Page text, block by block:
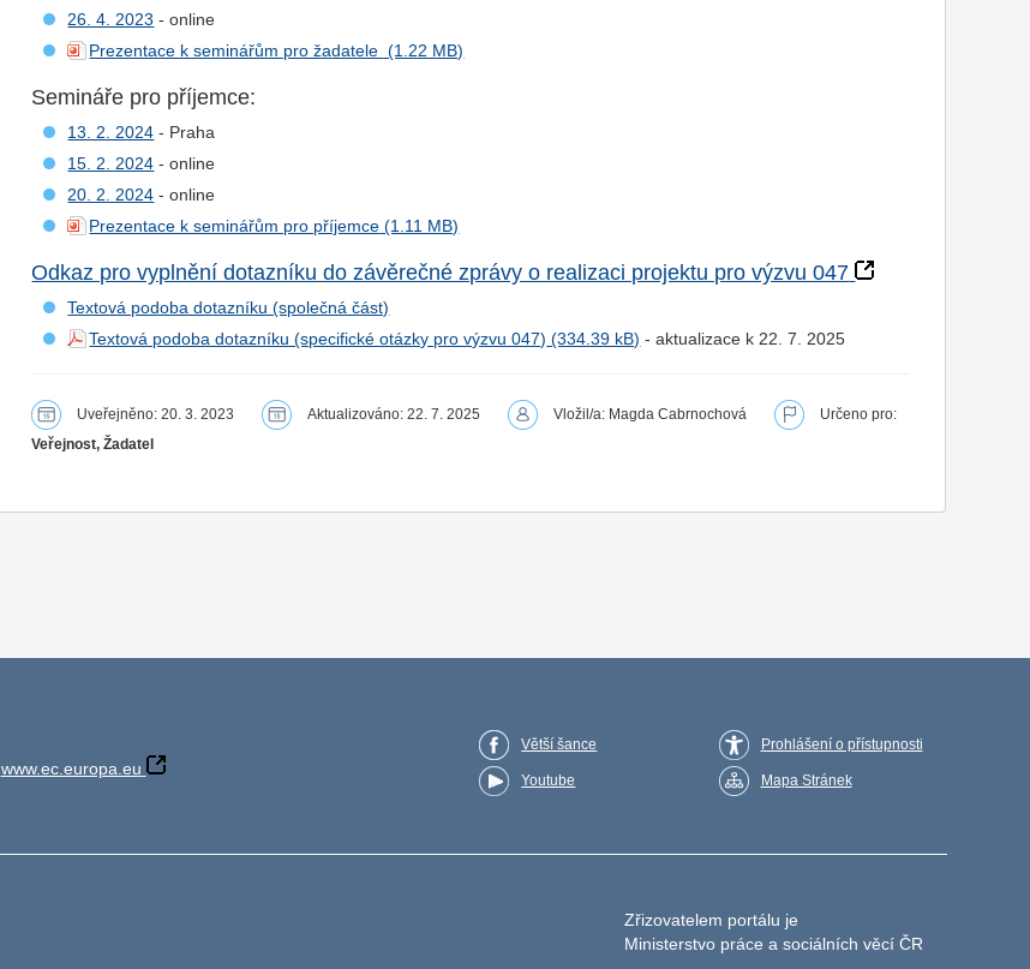
26. 4. 2023 - online
Prezentace k seminářům pro žadatele
Semináře pro příjemce:
13. 2. 2024 - Praha
15. 2. 2024 - online
20. 2. 2024 - online
Prezentace k seminářům pro příjemce
Odkaz pro vyplnění dotazníku do závěrečné zprávy o realizaci projektu pro výzvu 047
Textová podoba dotazníku (společná část)
Textová podoba dotazníku (specifické otázky pro výzvu 047)
- aktualizace k 22. 7. 2025
Uveřejněno: 20. 3. 2023 Aktualizováno: 22. 7. 2025 Vložil/a: Magda Cabrnochová
Určeno pro:
Veřejnost, Žadatel
www.ec.europa.eu
Větší šance
Youtube
Prohlášení o přístupnosti
Mapa Stránek
Zřizovatelem portálu je
Ministerstvo práce a sociálních věcí ČR